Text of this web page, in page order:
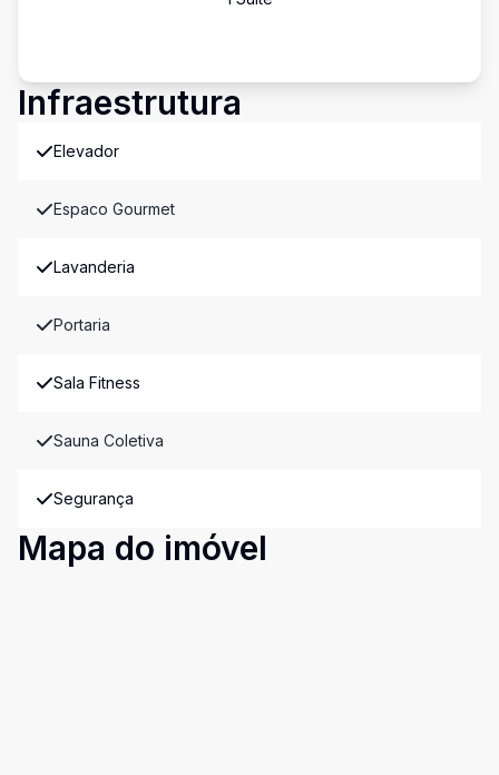
Infraestrutura
Elevador
Espaco Gourmet
Lavanderia
Portaria
Sala Fitness
Sauna Coletiva
Segurança
Mapa do imóvel